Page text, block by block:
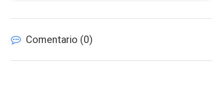
Comentario (0)